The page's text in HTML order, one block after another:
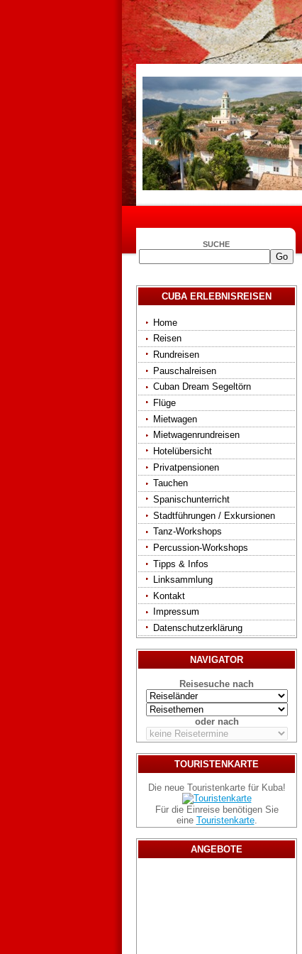
SUCHE
CUBA ERLEBNISREISEN
Home
Reisen
Rundreisen
Pauschalreisen
Cuban Dream Segeltörn
Flüge
Mietwagen
Mietwagenrundreisen
Hotelübersicht
Privatpensionen
Tauchen
Spanischunterricht
Stadtführungen / Exkursionen
Tanz-Workshops
Percussion-Workshops
Tipps & Infos
Linksammlung
Kontakt
Impressum
Datenschutzerklärung
NAVIGATOR
Reisesuche nach
oder nach
TOURISTENKARTE
Die neue Touristenkarte für Kuba!
Für die Einreise benötigen Sie
eine Touristenkarte.
ANGEBOTE